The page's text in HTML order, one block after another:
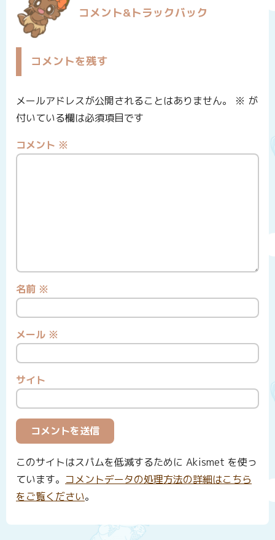
コメント&トラックバック
コメントを残す
メールアドレスが公開されることはありません。 ※ が
付いている欄は必須項目です
コメント ※
名前 ※
メール ※
サイト
このサイトはスパムを低減するために Akismet を使っ
ています。 コメントデータの処理方法の詳細はこちら
をご覧ください。